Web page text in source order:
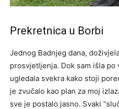
Prekretnica u Borbi
Jednog Badnjeg dana,
prosvjetljenja. Dok sam išla po
ugledala svekra kako stoji
je zvučalo kao plan za moj
sve je postalo jasno. Svaki